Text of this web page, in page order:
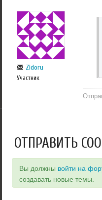
Zidoru
Участник
ОТПРАВИТЬ
Вы должны войти на
создавать новые темы.